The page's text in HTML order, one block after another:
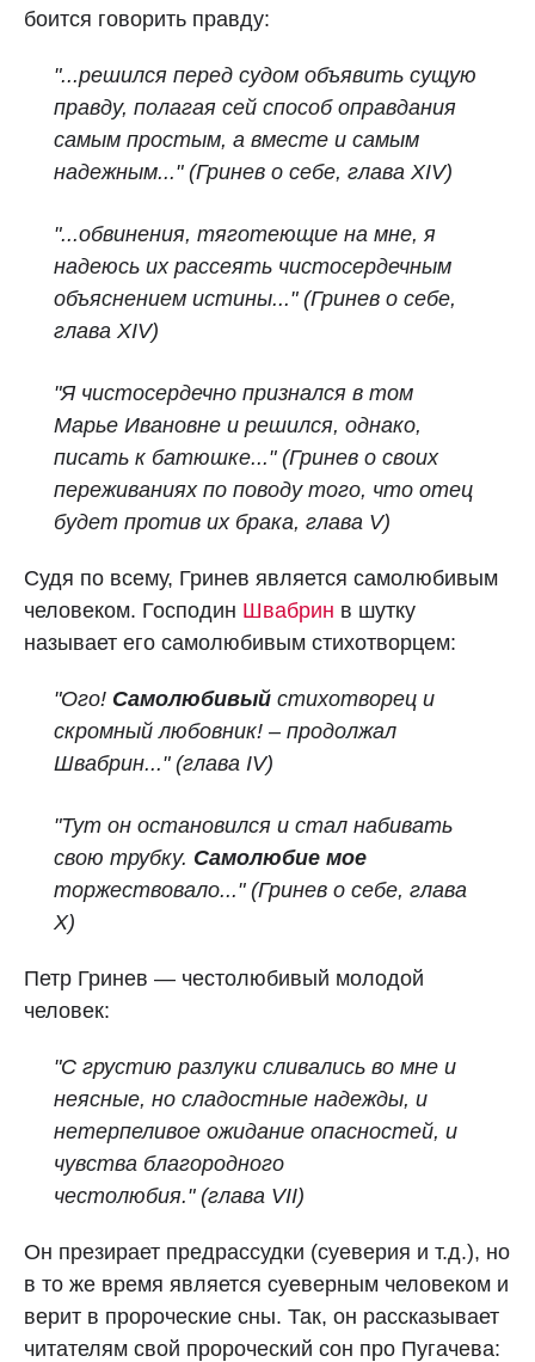
боится говорить правду:
"...решился перед судом объявить сущую
правду, полагая сей способ оправдания
самым простым, а вместе и самым
надежным..." (Гринев о себе, глава XIV)
"...обвинения, тяготеющие на мне, я
надеюсь их рассеять чистосердечным
объяснением истины..." (Гринев о себе,
глава XIV)
"Я чистосердечно признался в том
Марье Ивановне и решился, однако,
писать к батюшке..." (Гринев о своих
переживаниях по поводу того, что отец
будет против их брака, глава V)
Судя по всему, Гринев является самолюбивым
человеком. Господин Швабрин в шутку
называет его самолюбивым стихотворцем:
"Ого! Самолюбивый стихотворец и
скромный любовник! – продолжал
Швабрин..." (глава IV)
"Тут он остановился и стал набивать
свою трубку. Самолюбие мое
торжествовало..." (Гринев о себе, глава
X)
Петр Гринев — честолюбивый молодой
человек:
"С грустию разлуки сливались во мне и
неясные, но сладостные надежды, и
нетерпеливое ожидание опасностей, и
чувства благородного
честолюбия." (глава VII)
Он презирает предрассудки (суеверия и т.д.), но
в то же время является суеверным человеком и
верит в пророческие сны. Так, он рассказывает
читателям свой пророческий сон про Пугачева: